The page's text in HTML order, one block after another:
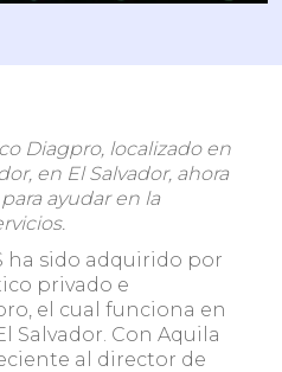
Diagpro, localizado en
en El Salvador, ahora
ayudar en la
ha sido adquirido por
privado e
el cual funciona en
Salvador. Con Aquila
al director de